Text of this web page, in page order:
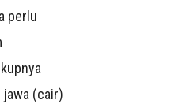
perlu
jawa (cair)